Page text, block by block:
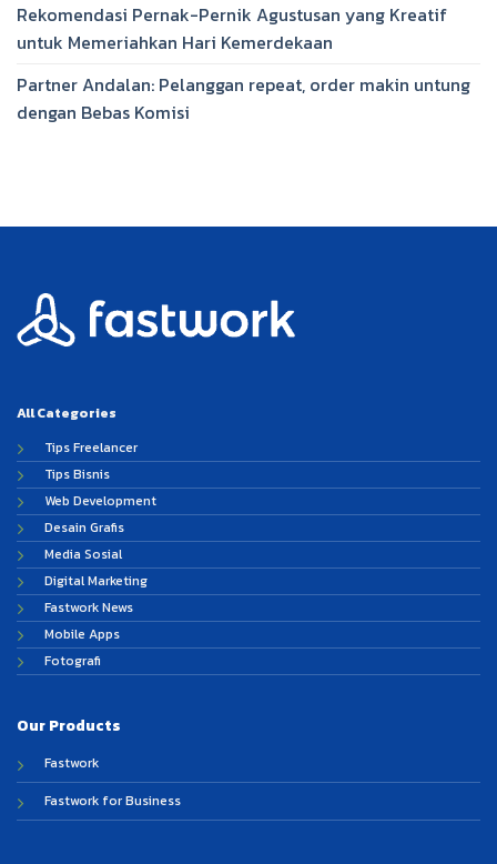
Rekomendasi Pernak-Pernik Agustusan yang Kreatif
untuk Memeriahkan Hari Kemerdekaan
Partner Andalan: Pelanggan repeat, order makin untung
dengan Bebas Komisi
All Categories
Tips Freelancer
Tips Bisnis
Web Development
Desain Grafis
Media Sosial
Digital Marketing
Fastwork News
Mobile Apps
Fotografi
Our Products
Fastwork
Fastwork for Business